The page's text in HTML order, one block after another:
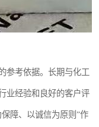
参考依据。长期与化工
业经验和良好的客户评
障、以诚信为原则”作